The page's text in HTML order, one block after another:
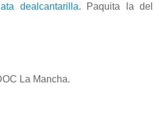
dealcantarilla. Paquita la del
La Mancha.